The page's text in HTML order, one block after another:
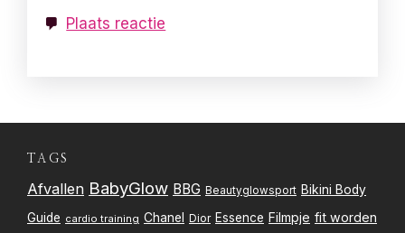
Plaats reactie
TAGS
Afvallen BabyGlow BBG Beautyglowsport Bikini Body
Guide cardio training Chanel Dior Essence Filmpje fit worden